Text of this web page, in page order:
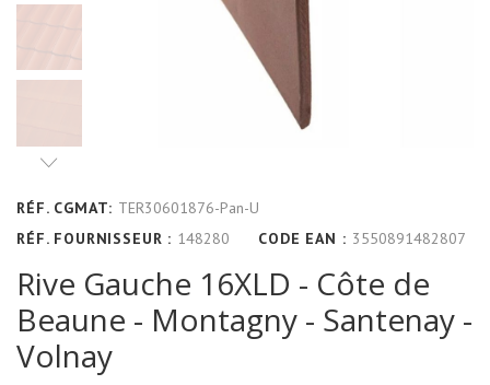
RÉF. CGMAT: TER30601876-Pan-U
RÉF. FOURNISSEUR : 148280 CODE EAN : 3550891482807
Rive Gauche 16XLD - Côte de
Beaune - Montagny - Santenay -
Volnay